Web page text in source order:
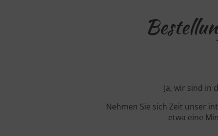
Ja, wir sind in
Nehmen Sie sich Zeit unser
etwa eine